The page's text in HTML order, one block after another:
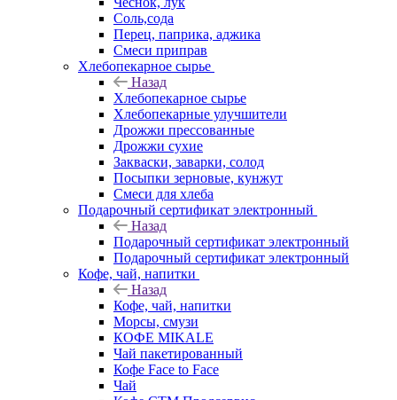
Соль,сода
Перец, паприка, аджика
Смеси приправ
Хлебопекарное сырье
Назад
Хлебопекарное сырье
Хлебопекарные улучшители
Дрожжи прессованные
Дрожжи сухие
Закваски, заварки, солод
Посыпки зерновые, кунжут
Смеси для хлеба
Подарочный сертификат электронный
Назад
Подарочный сертификат электронный
Подарочный сертификат электронный
Кофе, чай, напитки
Назад
Кофе, чай, напитки
Морсы, смузи
КОФЕ MIKALE
Чай пакетированный
Кофе Face to Face
Чай